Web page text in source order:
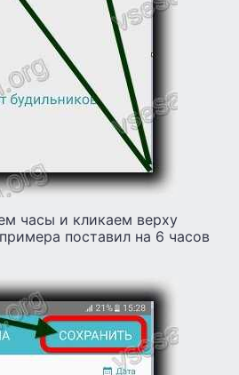
часы и кликаем верху
поставил на 6 часов